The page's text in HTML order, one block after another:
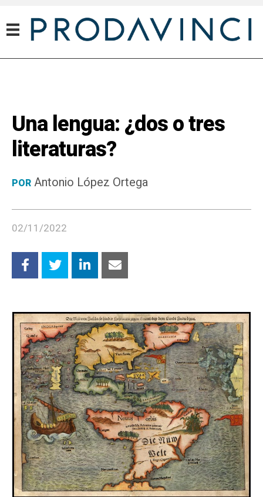
Una lengua: ¿dos o tres
literaturas?
POR Antonio López Ortega
02/11/2022